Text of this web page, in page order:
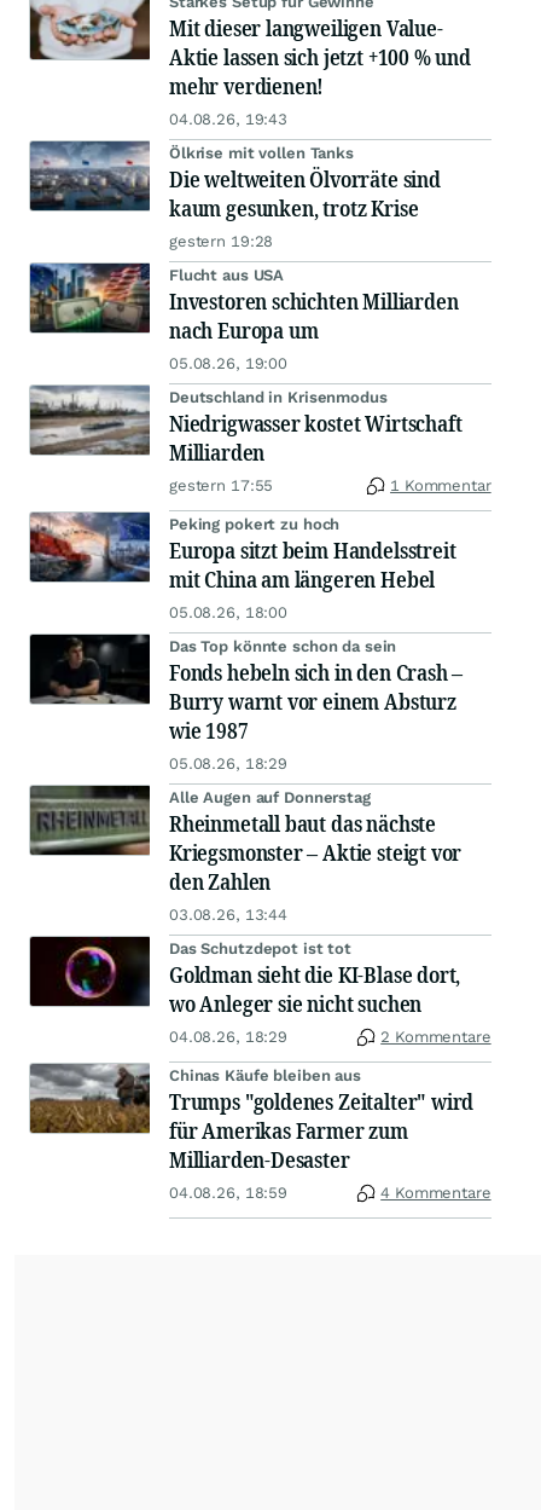
Mit dieser langweiligen Value-
Aktie lassen sich jetzt +100 % und
mehr verdienen!
04.08.26, 19:43
Ölkrise mit vollen Tanks
Die weltweiten Ölvorräte sind
kaum gesunken, trotz Krise
gestern 19:28
Flucht aus USA
Investoren schichten Milliarden
nach Europa um
05.08.26, 19:00
Deutschland in Krisenmodus
Niedrigwasser kostet Wirtschaft
Milliarden
gestern 17:55 1 Kommentar
Peking pokert zu hoch
Europa sitzt beim Handelsstreit
mit China am längeren Hebel
05.08.26, 18:00
Das Top könnte schon da sein
Fonds hebeln sich in den Crash –
Burry warnt vor einem Absturz
wie 1987
05.08.26, 18:29
Alle Augen auf Donnerstag
Rheinmetall baut das nächste
Kriegsmonster – Aktie steigt vor
den Zahlen
03.08.26, 13:44
Das Schutzdepot ist tot
Goldman sieht die KI-Blase dort,
wo Anleger sie nicht suchen
04.08.26, 18:29 2 Kommentare
Chinas Käufe bleiben aus
Trumps "goldenes Zeitalter" wird
für Amerikas Farmer zum
Milliarden-Desaster
04.08.26, 18:59 4 Kommentare